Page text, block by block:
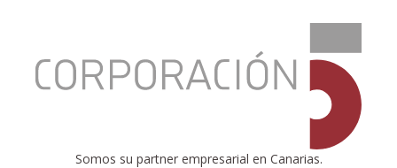
Somos su partner empresarial en Canarias.
crisis?